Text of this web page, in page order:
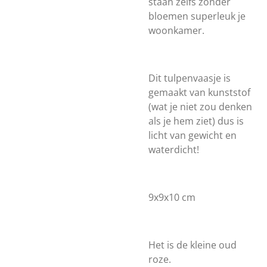
bloemen superleuk je
woonkamer.
Dit tulpenvaasje is
gemaakt van kunststof
(wat je niet zou denken
als je hem ziet) dus is
licht van gewicht en
waterdicht!
9x9x10 cm
Het is de kleine oud
roze.